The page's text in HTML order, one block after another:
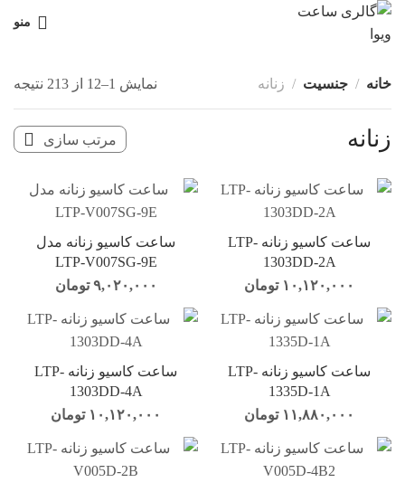
منو
خانه جنسیت زنانه نمایش 1–12 از 213 نتیجه
زنانه
ساعت کاسیو زنانه LTP-
1303DD-2A
۱۰,۱۲۰,۰۰۰ تومان
ساعت کاسیو زنانه مدل
LTP-V007SG-9E
۹,۰۲۰,۰۰۰ تومان
ساعت کاسیو زنانه LTP-
1335D-1A
۱۱,۸۸۰,۰۰۰ تومان
ساعت کاسیو زنانه LTP-
1303DD-4A
۱۰,۱۲۰,۰۰۰ تومان